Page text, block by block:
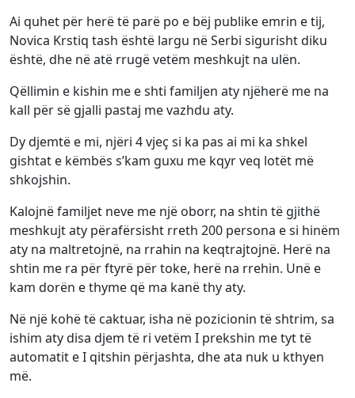
Ai quhet për herë të parë po e bëj publike emrin e tij,
Novica Krstiq tash është largu në Serbi sigurisht diku
është, dhe në atë rrugë vetëm meshkujt na ulën.
Qëllimin e kishin me e shti familjen aty njëherë me na
kall për së gjalli pastaj me vazhdu aty.
Dy djemtë e mi, njëri 4 vjeç si ka pas ai mi ka shkel
gishtat e këmbës s’kam guxu me kqyr veq lotët më
shkojshin.
Kalojnë familjet neve me një oborr, na shtin të gjithë
meshkujt aty përafërsisht rreth 200 persona e si hinëm
aty na maltretojnë, na rrahin na keqtrajtojnë. Herë na
shtin me ra për ftyrë për toke, herë na rrehin. Unë e
kam dorën e thyme që ma kanë thy aty.
Në një kohë të caktuar, isha në pozicionin të shtrim, sa
ishim aty disa djem të ri vetëm I prekshin me tyt të
automatit e I qitshin përjashta, dhe ata nuk u kthyen
më.